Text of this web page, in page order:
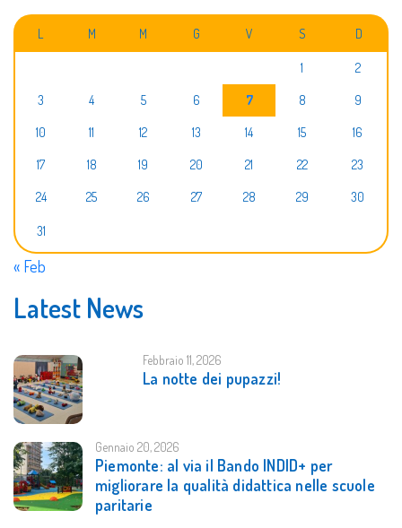
L M M G V S D
1 2
3 4 5 6 7 8 9
10 11 12 13 14 15 16
17 18 19 20 21 22 23
24 25 26 27 28 29 30
31
« Feb
Latest News
Febbraio 11, 2026
La notte dei pupazzi!
Gennaio 20, 2026
Piemonte: al via il Bando INDID+ per
migliorare la qualità didattica nelle scuole
paritarie